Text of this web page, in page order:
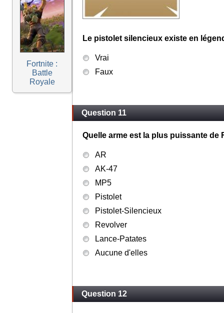
Fortnite :
Battle
Royale
Le pistolet silencieux existe en
Vrai
Faux
Question 11
Quelle arme est la plus puissante de
AR
AK-47
MP5
Pistolet
Pistolet-Silencieux
Revolver
Lance-Patates
Aucune d'elles
Question 12